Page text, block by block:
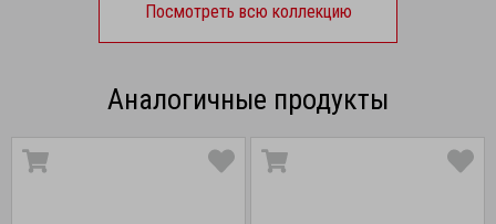
Посмотреть всю коллекцию
Аналогичные продукты